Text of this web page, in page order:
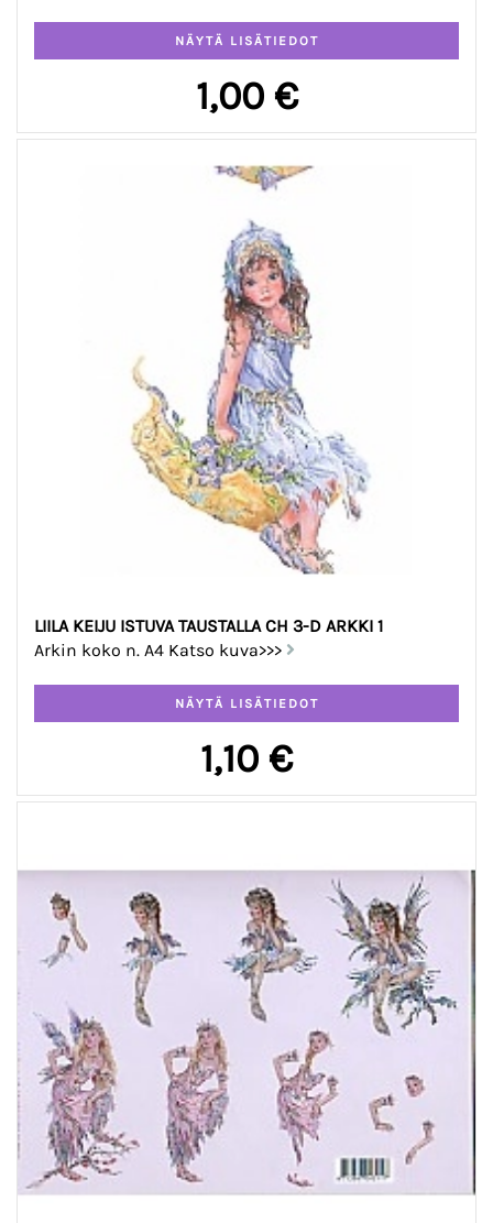
1,00 €
LIILA KEIJU ISTUVA TAUSTALLA CH 3-D ARKKI 1
Arkin koko n. A4 Katso kuva>>>
1,10 €